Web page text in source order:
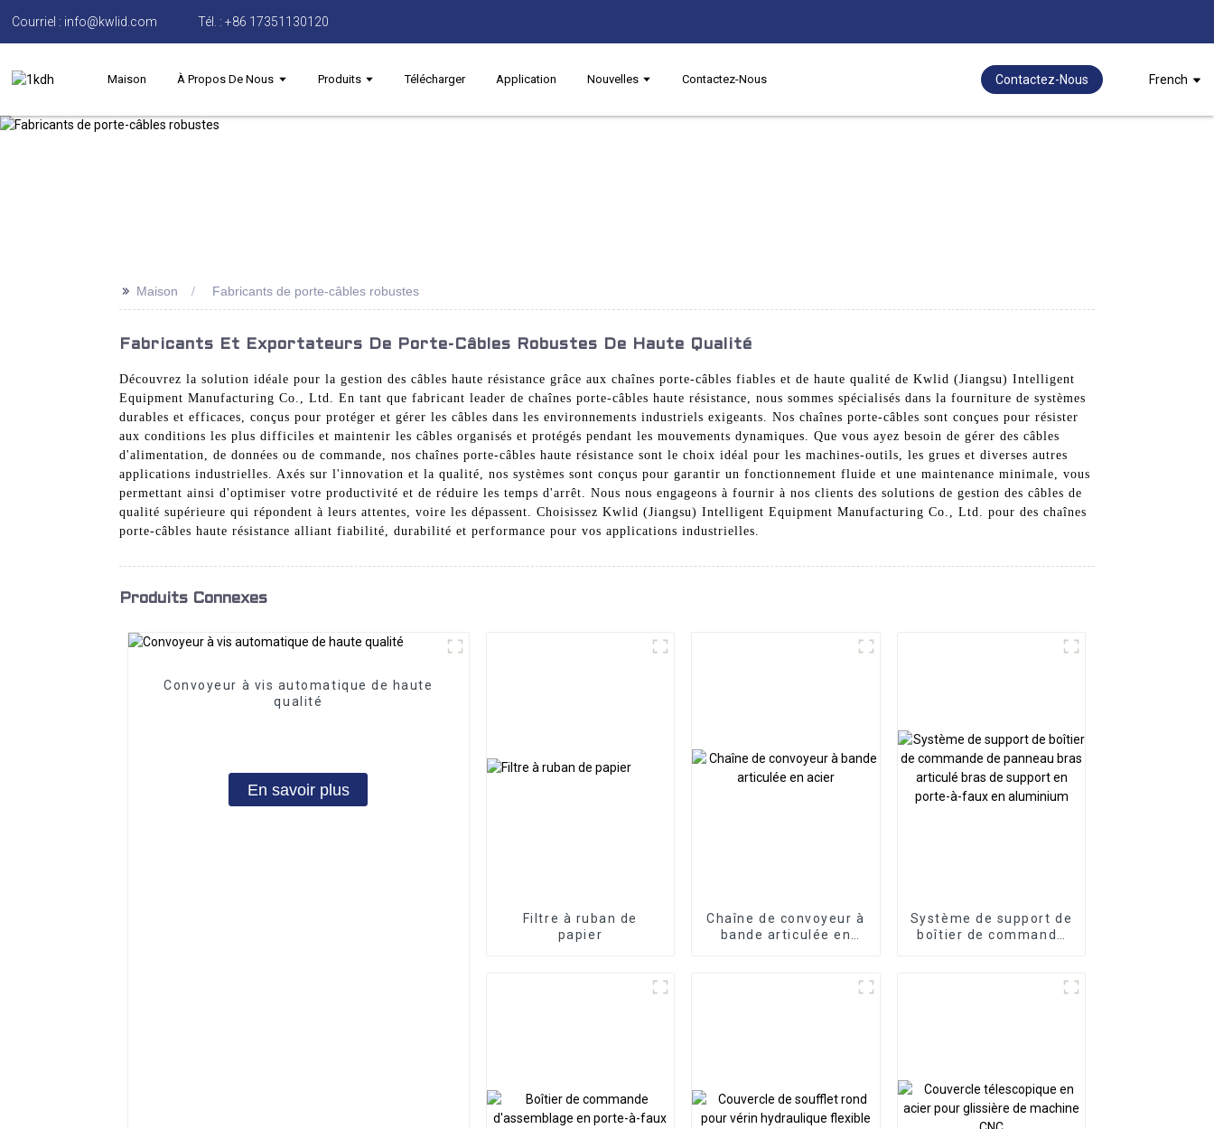
Courriel : info@kwlid.com Tél. : +86 17351130120
Maison À Propos De Nous Produits Télécharger Application Nouvelles Contactez-Nous Contactez-Nous French
>> Maison Fabricants de porte-câbles robustes
Fabricants Et Exportateurs De Porte-Câbles Robustes De Haute Qualité
Découvrez la solution idéale pour la gestion des câbles haute résistance grâce aux chaînes porte-câbles fiables et de haute qualité de Kwlid (Jiangsu) Intelligent
Equipment Manufacturing Co., Ltd. En tant que fabricant leader de chaînes porte-câbles haute résistance, nous sommes spécialisés dans la fourniture de systèmes
durables et efficaces, conçus pour protéger et gérer les câbles dans les environnements industriels exigeants. Nos chaînes porte-câbles sont conçues pour résister
aux conditions les plus difficiles et maintenir les câbles organisés et protégés pendant les mouvements dynamiques. Que vous ayez besoin de gérer des câbles
d'alimentation, de données ou de commande, nos chaînes porte-câbles haute résistance sont le choix idéal pour les machines-outils, les grues et diverses autres
applications industrielles. Axés sur l'innovation et la qualité, nos systèmes sont conçus pour garantir un fonctionnement fluide et une maintenance minimale, vous
permettant ainsi d'optimiser votre productivité et de réduire les temps d'arrêt. Nous nous engageons à fournir à nos clients des solutions de gestion des câbles de
qualité supérieure qui répondent à leurs attentes, voire les dépassent. Choisissez Kwlid (Jiangsu) Intelligent Equipment Manufacturing Co., Ltd. pour des chaînes
porte-câbles haute résistance alliant fiabilité, durabilité et performance pour vos applications industrielles.
Produits Connexes
Convoyeur à vis automatique de haute
qualité
En savoir plus
Filtre à ruban de
papier
Chaîne de convoyeur à
bande articulée en
Système de support de
boîtier de commande